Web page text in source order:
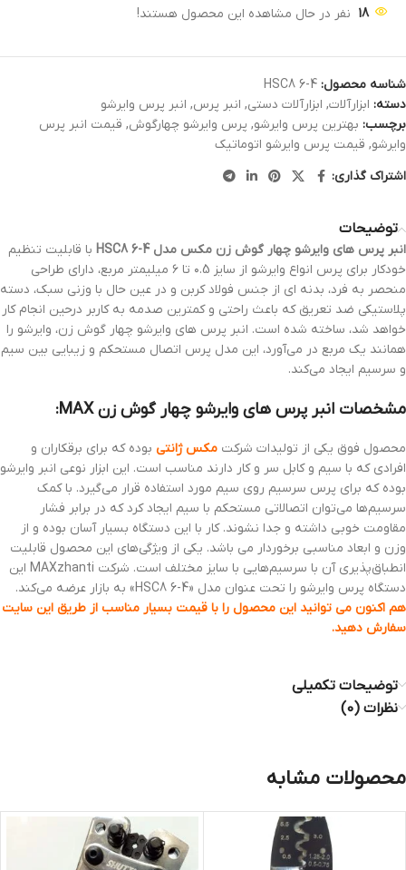
18 نفر در حال مشاهده این محصول هستند!
شناسه محصول: HSC8 6-4
دسته: ابزارآلات, ابزارآلات دستی, انبر پرس, انبر پرس وایرشو
برچسب: بهترین پرس وایرشو, پرس وایرشو چهارگوش, قیمت انبر پرس
وایرشو, قیمت پرس وایرشو اتوماتیک
اشتراک گذاری:
توضیحات
انبر پرس های وایرشو چهار گوش زن مکس مدل HSC8 6-4
با قابلیت تنظیم
خودکار برای پرس انواع وایرشو از سایز ۰.5 تا ۶ میلیمتر مربع، دارای طراحی
منحصر به فرد، بدنه ای از جنس فولاد کربن و در عین حال با وزنی سبک، دسته
پلاستیکی ضد تعریق که باعث راحتی و کمترین صدمه به کاربر درحین انجام کار
خواهد شد، ساخته شده است. انبر پرس های وایرشو چهار گوش زن، وایرشو را
همانند یک مربع در می‌آورد، این مدل پرس اتصال مستحکم و زیبایی بین سیم
و سرسیم ایجاد می‌کند.
مشخصات انبر پرس های وایرشو چهار گوش زن MAX:
محصول فوق یکی از تولیدات شرکت مکس ژانتی بوده که برای برقکاران و
افرادی که با سیم و کابل سر و کار دارند مناسب است. این ابزار نوعی انبر وایرشو
بوده که برای پرس سرسیم روی سیم مورد استفاده قرار می‌گیرد. با کمک
سرسیم‌ها می‌توان اتصالاتی مستحکم با سیم ایجاد کرد که در برابر فشار
مقاومت خوبی داشته و جدا نشوند. کار با این دستگاه بسیار آسان بوده و از
وزن و ابعاد مناسبی برخوردار می باشد. یکی از ویژگی‌های این محصول قابلیت
انطباق‌پذیری آن با سرسیم‌هایی با سایز مختلف است. شرکت MAXzhanti این
دستگاه پرس وایرشو را تحت عنوان مدل «HSC8 6-4» به بازار عرضه می‌کند.
هم اکنون می توانید این محصول را با قیمت بسیار مناسب از طریق این سایت
سفارش دهید.
توضیحات تکمیلی
نظرات (0)
محصولات مشابه